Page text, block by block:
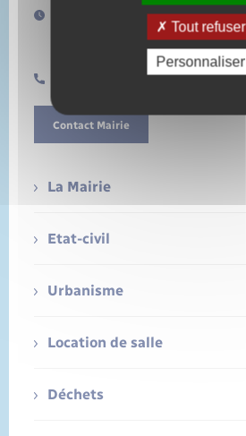
Horaires d'ouverture :
Lundi de 14h à 17h
Samedi de 11h à 12h
Contact Mairie
La Mairie
Etat-civil
Urbanisme
Location de salle
Déchets
Tout refuser
Personnaliser